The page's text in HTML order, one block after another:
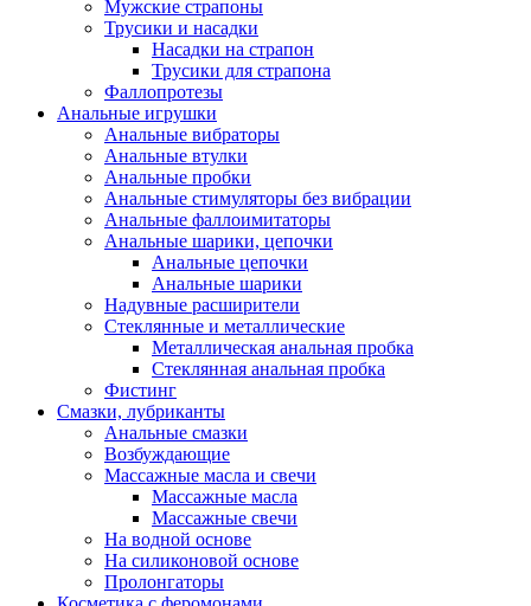
Мужские страпоны
Трусики и насадки
Насадки на страпон
Трусики для страпона
Фаллопротезы
Анальные игрушки
Анальные вибраторы
Анальные втулки
Анальные пробки
Анальные стимуляторы без вибрации
Анальные фаллоимитаторы
Анальные шарики, цепочки
Анальные цепочки
Анальные шарики
Надувные расширители
Стеклянные и металлические
Металлическая анальная пробка
Стеклянная анальная пробка
Фистинг
Смазки, лубриканты
Анальные смазки
Возбуждающие
Массажные масла и свечи
Массажные масла
Массажные свечи
На водной основе
На силиконовой основе
Пролонгаторы